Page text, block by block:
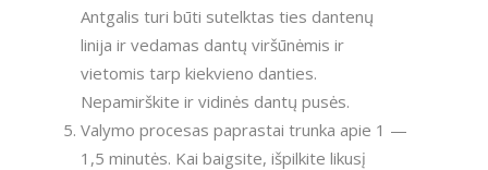
Antgalis turi būti sutelktas ties dantenų
linija ir vedamas dantų viršūnėmis ir
vietomis tarp kiekvieno danties.
Nepamirškite ir vidinės dantų pusės.
Valymo procesas paprastai trunka apie 1 —
1,5 minutės. Kai baigsite, išpilkite likusį